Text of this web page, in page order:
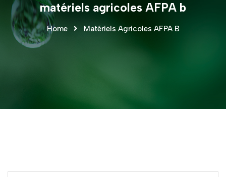
matériels agricoles AFPA b
Home Matériels Agricoles AFPA B